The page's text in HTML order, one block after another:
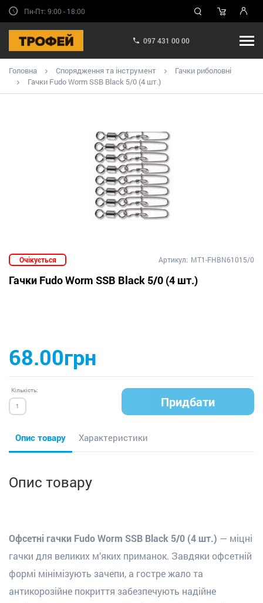
Пн-Пт: 9:00 - 18:00
097 431 00 00
Головна Спорядження та інструмент
Гачки риболовні
Гачки Fudo Worm SSB Black 5/0 (4 шт.)
Очікується Артикул: MT1-FHBN61015/0
Гачки Fudo Worm SSB Black 5/0 (4 шт.)
68.00грн
Кількість:
Придбати
Опис товару Характеристики
Опис товару
Офсетні гачки Fudo Worm SSB Black 5/0 (4 шт.) — міцні
гачки для великих м’яких приманок. Завдяки офсетній
формі мінімізують зачепи, а гостре жало та
антикорозійне покриття забезпечують надійне